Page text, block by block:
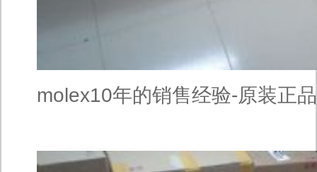
molex10年的销售经验-原装正